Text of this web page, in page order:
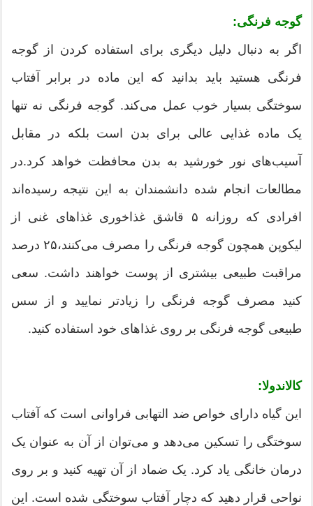
گوجه فرنگی:
اگر به دنبال دلیل دیگری برای استفاده کردن از گوجه
فرنگی هستید باید بدانید که این ماده در برابر آفتاب
سوختگی بسیار خوب عمل می‌کند. گوجه فرنگی نه تنها
یک ماده غذایی عالی برای بدن است بلکه در مقابل
آسیب‌های نور خورشید به بدن محافظت خواهد کرد.در
مطالعات انجام شده دانشمندان به این نتیجه رسیده‌اند
افرادی که روزانه ۵ قاشق غذاخوری غذاهای غنی از
لیکوپن همچون گوجه فرنگی را مصرف می‌کنند،۲۵ درصد
مراقبت طبیعی بیشتری از پوست خواهند داشت. سعی
کنید مصرف گوجه فرنگی را زیادتر نمایید و از سس
طبیعی گوجه فرنگی بر روی غذاهای خود استفاده کنید.
کالاندولا:
این گیاه دارای خواص ضد التهابی فراوانی است که آفتاب
سوختگی را تسکین می‌دهد و می‌توان از آن به عنوان یک
درمان خانگی یاد کرد. یک ضماد از آن تهیه کنید و بر روی
نواحی قرار دهید که دچار آفتاب سوختگی شده است. این